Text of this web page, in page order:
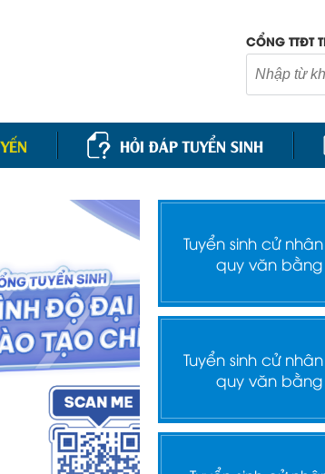
CỔNG TTĐT
HỎI ĐÁP TUYỂN SINH
Tuyển sinh cử
quy văn bằng
Tuyển sinh cử
quy văn bằng